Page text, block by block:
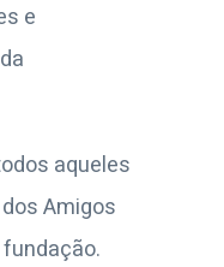
e
aqueles
Amigos